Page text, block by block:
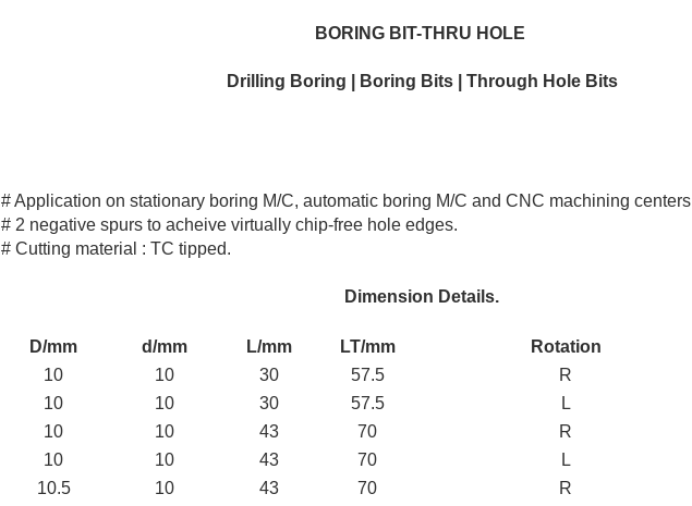
BORING BIT-THRU HOLE
Drilling Boring | Boring Bits | Through Hole Bits
# Application on stationary boring M/C, automatic boring M/C and CNC machining centers
# 2 negative spurs to acheive virtually chip-free hole edges.
# Cutting material : TC tipped.
Dimension Details.
D/mm d/mm L/mm LT/mm
Rotation
10
10 30 57.5
R
10
10 30 57.5
L
10
10 43 70
R
10
10 43 70
L
10.5
10 43 70
R